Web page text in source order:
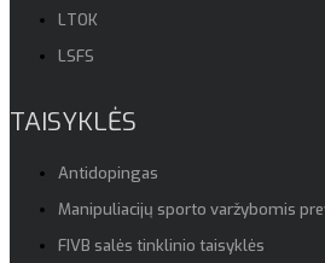
LTOK
LSFS
TAISYKLĖS
Antidopingas
Manipuliacijų sporto varžybomis
FIVB salės tinklinio taisyklės